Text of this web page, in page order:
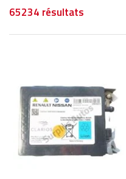
65234 résultats